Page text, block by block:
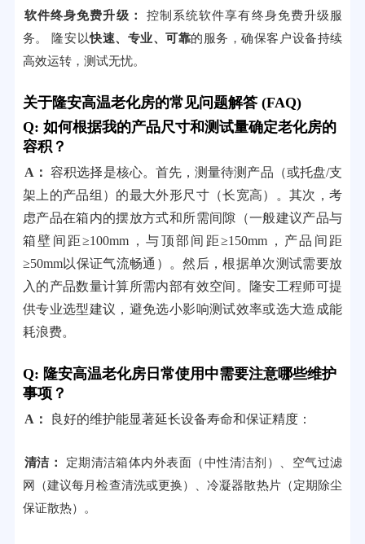
软件终身免费升级：
控制系统软件享有终身免费升级服
务。 隆安以快速、专业、可靠的服务，确保客户设备持续
高效运转，测试无忧。
关于隆安高温老化房的常见问题解答 (FAQ)
Q: 如何根据我的产品尺寸和测试量确定老化房的
容积？
A： 容积选择是核心。首先，测量待测产品（或托盘/支
架上的产品组）的最大外形尺寸（长宽高）。其次，考
虑产品在箱内的摆放方式和所需间隙（一般建议产品与
箱壁间距≥100mm，与顶部间距≥150mm，产品间距
≥50mm以保证气流畅通）。然后，根据单次测试需要放
入的产品数量计算所需内部有效空间。隆安工程师可提
供专业选型建议，避免选小影响测试效率或选大造成能
耗浪费。
Q: 隆安高温老化房日常使用中需要注意哪些维护
事项？
A： 良好的维护能显著延长设备寿命和保证精度：
清洁：
定期清洁箱体内外表面（中性清洁剂）、空气过滤
网（建议每月检查清洗或更换）、冷凝器散热片（定期除尘
保证散热）。